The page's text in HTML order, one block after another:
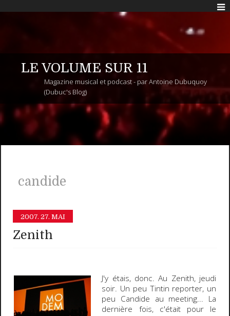
LE VOLUME SUR 11
Magazine musical et podcast - par Antoine Dubuquoy
(Dubuc's Blog)
candide
2007. 27. MAI
Zenith
J'y étais, donc. Au Zenith, jeudi
soir. Un peu Tintin reporter, un
peu Candide au meeting... La
dernière fois, c'était pour le